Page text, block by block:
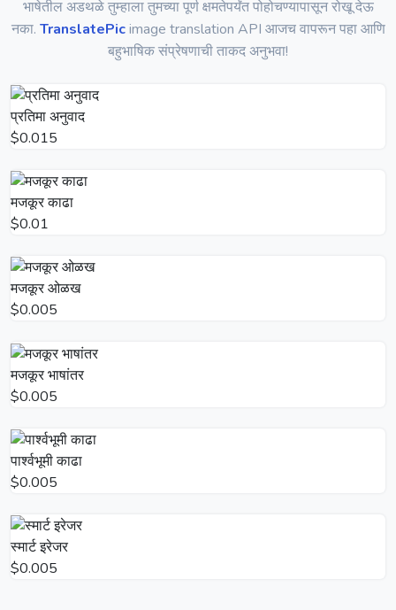
भाषेतील अडथळे तुम्हाला तुमच्या पूर्ण क्षमतेपर्यंत पोहोचण्यापासून रोखू देऊ
नका. TranslatePicimage translation API आजच वापरून पहा आणि
बहुभाषिक संप्रेषणाची ताकद अनुभवा!
प्रतिमा अनुवाद
$0.015
मजकूर काढा
$0.01
मजकूर ओळख
$0.005
मजकूर भाषांतर
$0.005
पार्श्वभूमी काढा
$0.005
स्मार्ट इरेजर
$0.005